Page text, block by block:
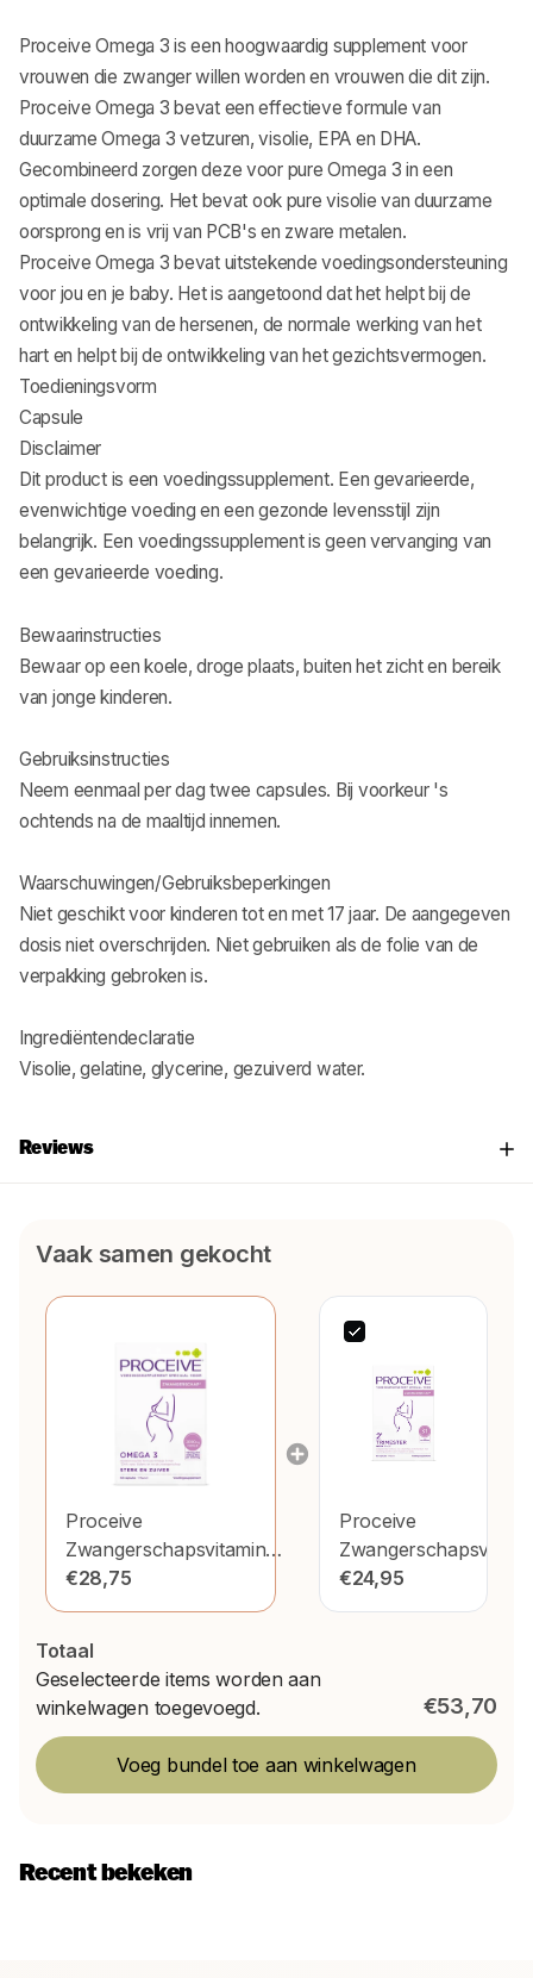
Proceive Omega 3 is een hoogwaardig supplement voor
vrouwen die zwanger willen worden en vrouwen die dit zijn.
Proceive Omega 3 bevat een effectieve formule van
duurzame Omega 3 vetzuren, visolie, EPA en DHA.
Gecombineerd zorgen deze voor pure Omega 3 in een
optimale dosering. Het bevat ook pure visolie van duurzame
oorsprong en is vrij van PCB's en zware metalen.
Proceive Omega 3 bevat uitstekende voedingsondersteuning
voor jou en je baby. Het is aangetoond dat het helpt bij de
ontwikkeling van de hersenen, de normale werking van het
hart en helpt bij de ontwikkeling van het gezichtsvermogen.
Toedieningsvorm
Capsule
Disclaimer
Dit product is een voedingssupplement. Een gevarieerde,
evenwichtige voeding en een gezonde levensstijl zijn
belangrijk. Een voedingssupplement is geen vervanging van
een gevarieerde voeding.
Bewaarinstructies
Bewaar op een koele, droge plaats, buiten het zicht en bereik
van jonge kinderen.
Gebruiksinstructies
Neem eenmaal per dag twee capsules. Bij voorkeur 's
ochtends na de maaltijd innemen.
Waarschuwingen/Gebruiksbeperkingen
Niet geschikt voor kinderen tot en met 17 jaar. De aangegeven
dosis niet overschrijden. Niet gebruiken als de folie van de
verpakking gebroken is.
Ingrediëntendeclaratie
Visolie, gelatine, glycerine, gezuiverd water.
Reviews
Vaak samen gekocht
Proceive
Zwangerschapsvitamines
Omega 3
€28,75
Proceive
Trimester 2
€24,95
Totaal
Geselecteerde items worden aan
winkelwagen toegevoegd.
€53,70
Voeg bundel toe aan winkelwagen
Recent bekeken